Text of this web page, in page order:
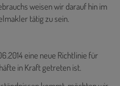
weisen wir darauf hin im
tätig zu sein.
eine neue Richtlinie für
in Kraft getreten ist.